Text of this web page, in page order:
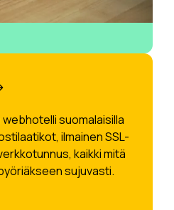
suomalaisilla
ilmainen SSL-
kaikki mitä
sujuvasti.